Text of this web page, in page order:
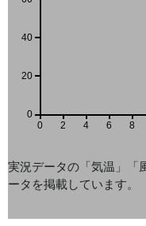
0 2 4 6 8
0
20
40
実況データの「気温」「
ータを掲載しています。